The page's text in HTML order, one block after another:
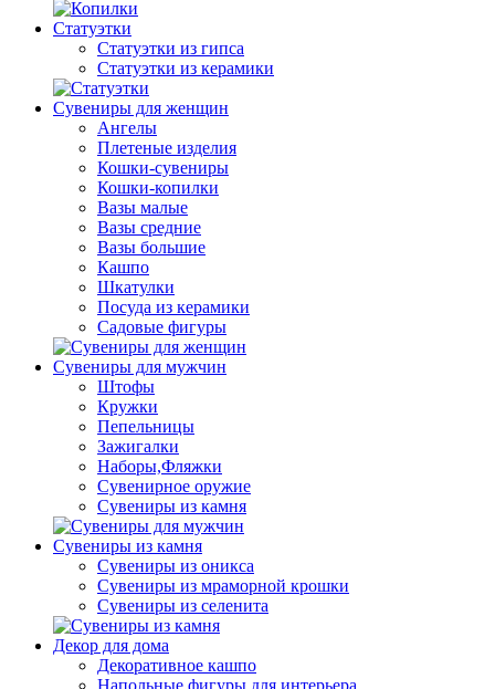
Статуэтки
Статуэтки из гипса
Статуэтки из керамики
Сувениры для женщин
Ангелы
Плетеные изделия
Кошки-сувениры
Кошки-копилки
Вазы малые
Вазы средние
Вазы большие
Кашпо
Шкатулки
Посуда из керамики
Садовые фигуры
Сувениры для мужчин
Штофы
Кружки
Пепельницы
Зажигалки
Наборы,Фляжки
Сувенирное оружие
Сувениры из камня
Сувениры из камня
Сувениры из оникса
Сувениры из мраморной крошки
Сувениры из селенита
Декор для дома
Декоративное кашпо
Напольные фигуры для интерьера